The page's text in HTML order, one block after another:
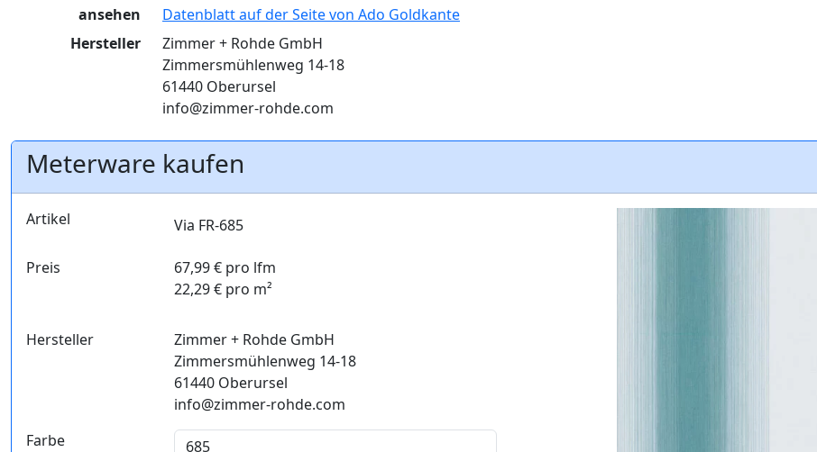
ansehen
Datenblatt auf der Seite von Ado Goldkante
Hersteller
Zimmer + Rohde GmbH
Zimmersmühlenweg 14-18
61440 Oberursel
info@zimmer-rohde.com
Meterware kaufen
Artikel Via FR-685
Preis
67,99 € pro lfm
22,29 € pro m²
Hersteller
Zimmer + Rohde GmbH
Zimmersmühlenweg 14-18
61440 Oberursel
info@zimmer-rohde.com
Farbe